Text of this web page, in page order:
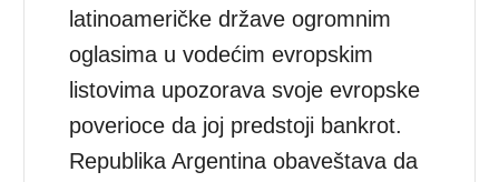
latinoameričke države ogromnim
oglasima u vodećim evropskim
listovima upozorava svoje evropske
poverioce da joj predstoji bankrot.
Republika Argentina obaveštava da